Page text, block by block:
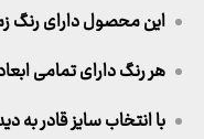
این محصول دارای رنگ
هر رنگ دارای تمامی
با انتخاب سایز قادر